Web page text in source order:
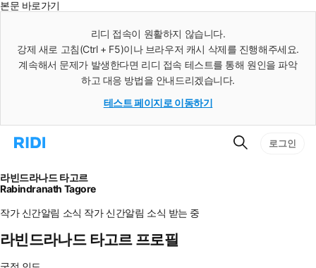
본문 바로가기
리디 접속이 원활하지 않습니다.
강제 새로 고침(Ctrl + F5)이나 브라우저 캐시 삭제를 진행해주세요.
계속해서 문제가 발생한다면 리디 접속 테스트를 통해 원인을 파악
하고 대응 방법을 안내드리겠습니다.
테스트 페이지로 이동하기
리
으
로
동
검
로그인
라빈드라나드 타고르
Rabindranath Tagore
작가 신간알림 소식 작가 신간알림 소식 받는 중
라빈드라나드 타고르 프로필